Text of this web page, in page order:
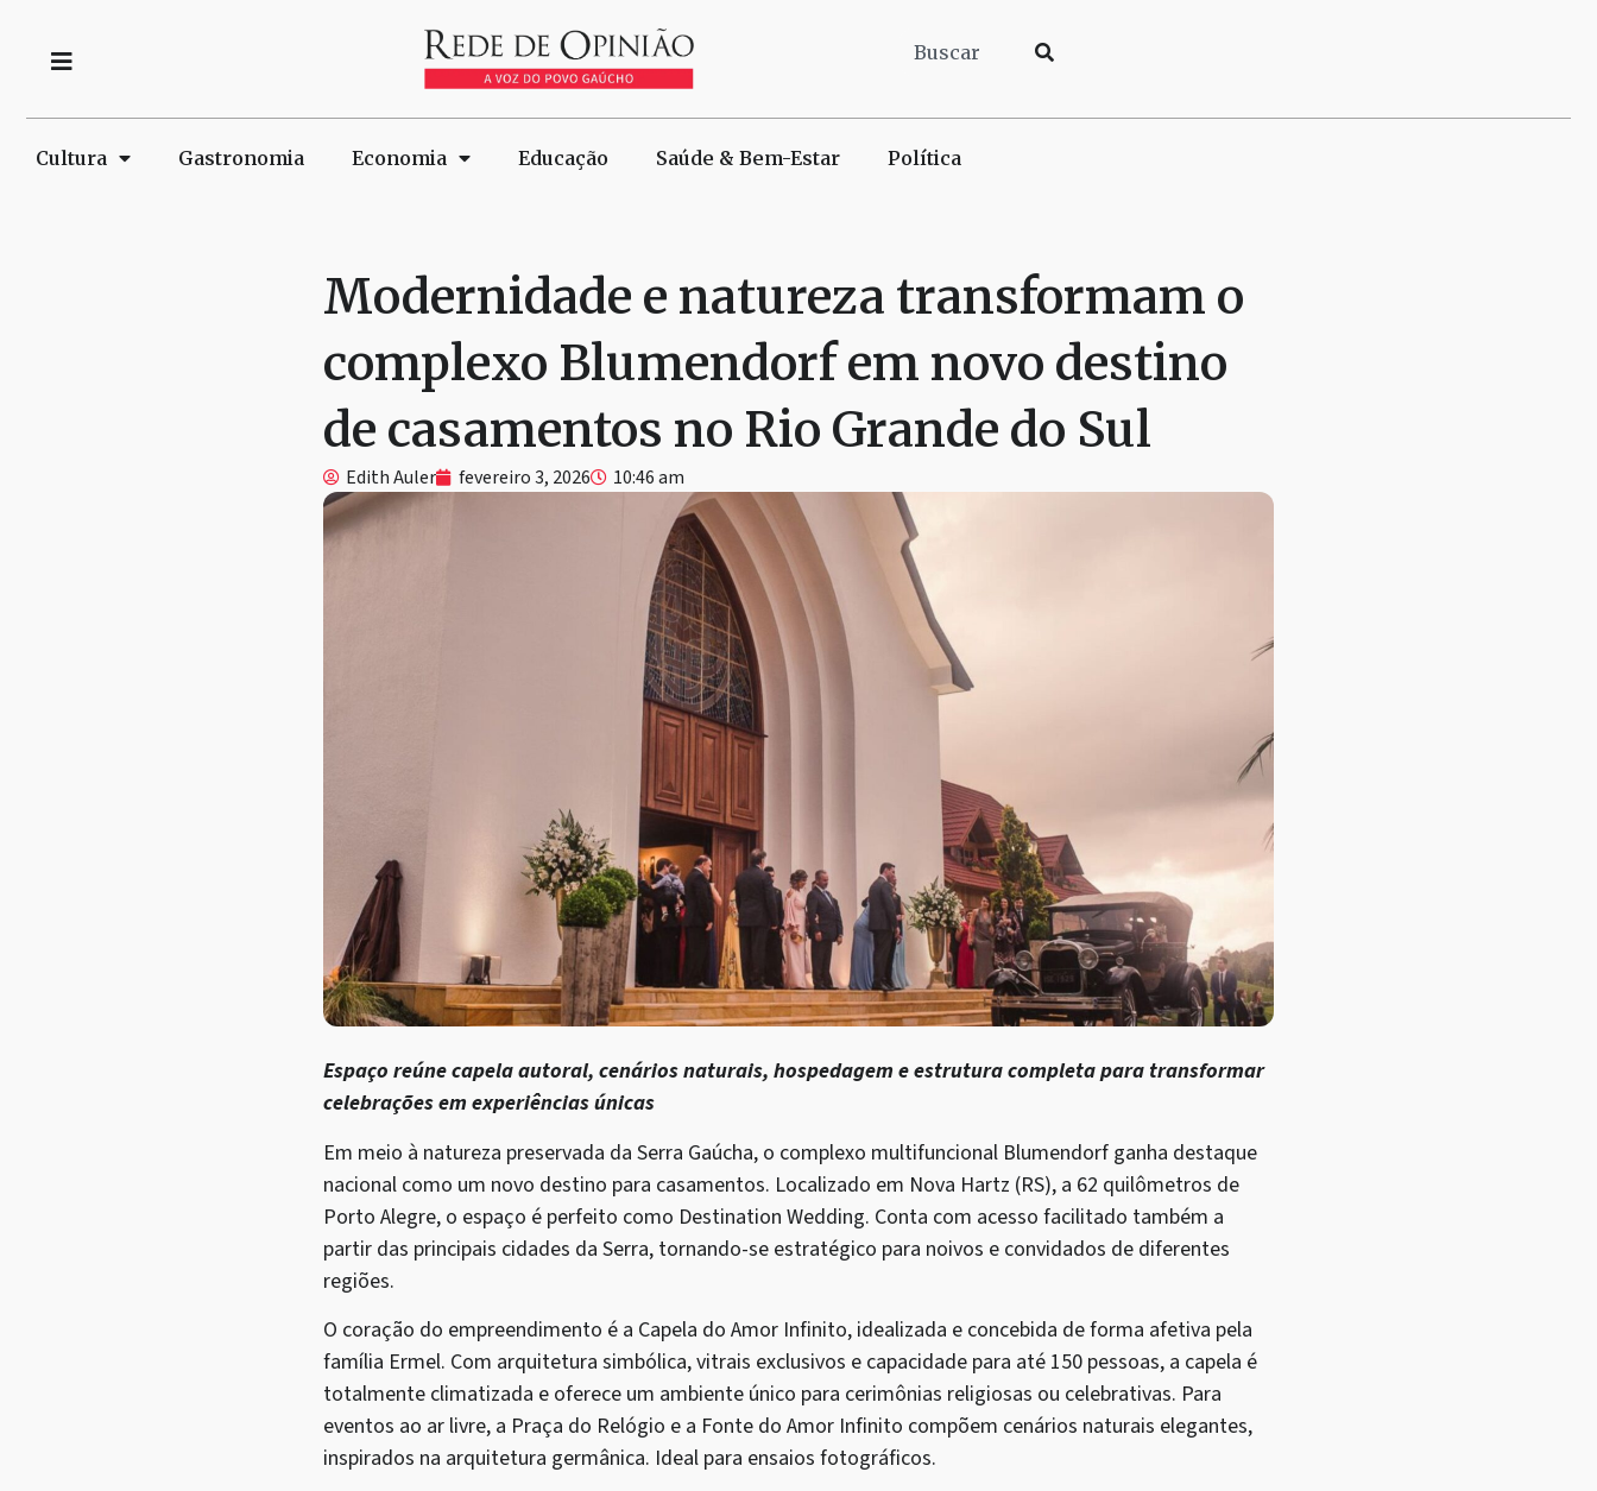
Cultura Gastronomia Economia Educação Saúde & Bem-Estar Política
Modernidade e natureza transformam o
complexo Blumendorf em novo destino
de casamentos no Rio Grande do Sul
Edith Auler fevereiro 3, 2026 10:46 am
Espaço reúne capela autoral, cenários naturais, hospedagem e estrutura completa para transformar
celebrações em experiências únicas
Em meio à natureza preservada da Serra Gaúcha, o complexo multifuncional Blumendorf ganha destaque
nacional como um novo destino para casamentos. Localizado em Nova Hartz (RS), a 62 quilômetros de
Porto Alegre, o espaço é perfeito como Destination Wedding. Conta com acesso facilitado também a
partir das principais cidades da Serra, tornando-se estratégico para noivos e convidados de diferentes
regiões.
O coração do empreendimento é a Capela do Amor Infinito, idealizada e concebida de forma afetiva pela
família Ermel. Com arquitetura simbólica, vitrais exclusivos e capacidade para até 150 pessoas, a capela é
totalmente climatizada e oferece um ambiente único para cerimônias religiosas ou celebrativas. Para
eventos ao ar livre, a Praça do Relógio e a Fonte do Amor Infinito compõem cenários naturais elegantes,
inspirados na arquitetura germânica. Ideal para ensaios fotográficos.